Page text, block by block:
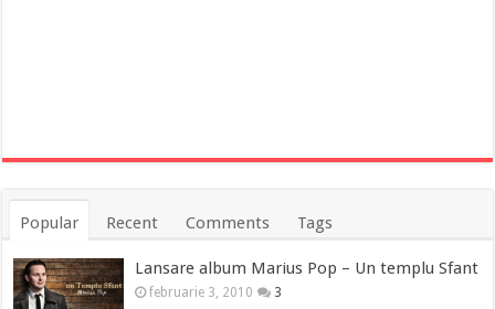
Popular Recent Comments Tags
Lansare album Marius Pop – Un templu Sfant
februarie 3, 2010 3